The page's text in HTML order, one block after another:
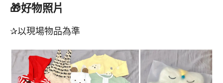
🎁好物照片
✰以現場物品為準